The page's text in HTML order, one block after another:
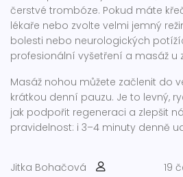
čerstvé trombóze. Pokud máte
lékaře nebo zvolte velmi jemný
bolesti nebo neurologických
profesionální vyšetření a masáž u
Masáž nohou můžete začlenit do
krátkou denní pauzu. Je to levný,
jak podpořit regeneraci a zlepšit
pravidelnost: i 3–4 minuty denně
Jitka Bohačová
19